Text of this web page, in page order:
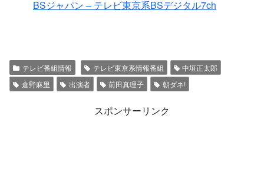
BSジャパン – テレビ東京系BSデジタル7ch
テレビ番組情報 テレビ東京系情報番組
中垣正太郎
倉野麻里
出演者 前田真理子 朝ダネ!
スポンサーリンク